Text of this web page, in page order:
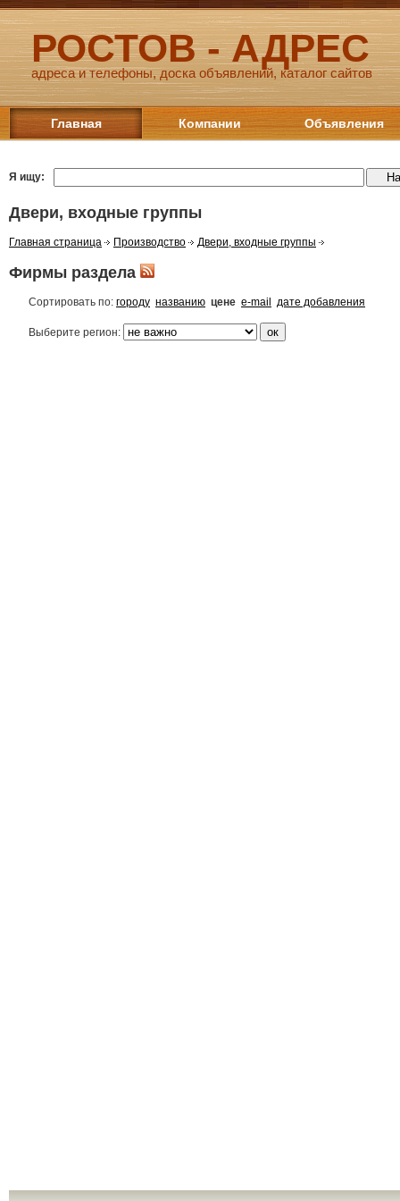
РОСТОВ - АДРЕС
адреса и телефоны, доска объявлений, каталог сайтов
Главная Компании Объявления
Я ищу:
Двери, входные группы
Главная страница Производство Двери, входные группы
Фирмы раздела
Сортировать по: городу названию цене e-mail дате добавления
Выберите регион: